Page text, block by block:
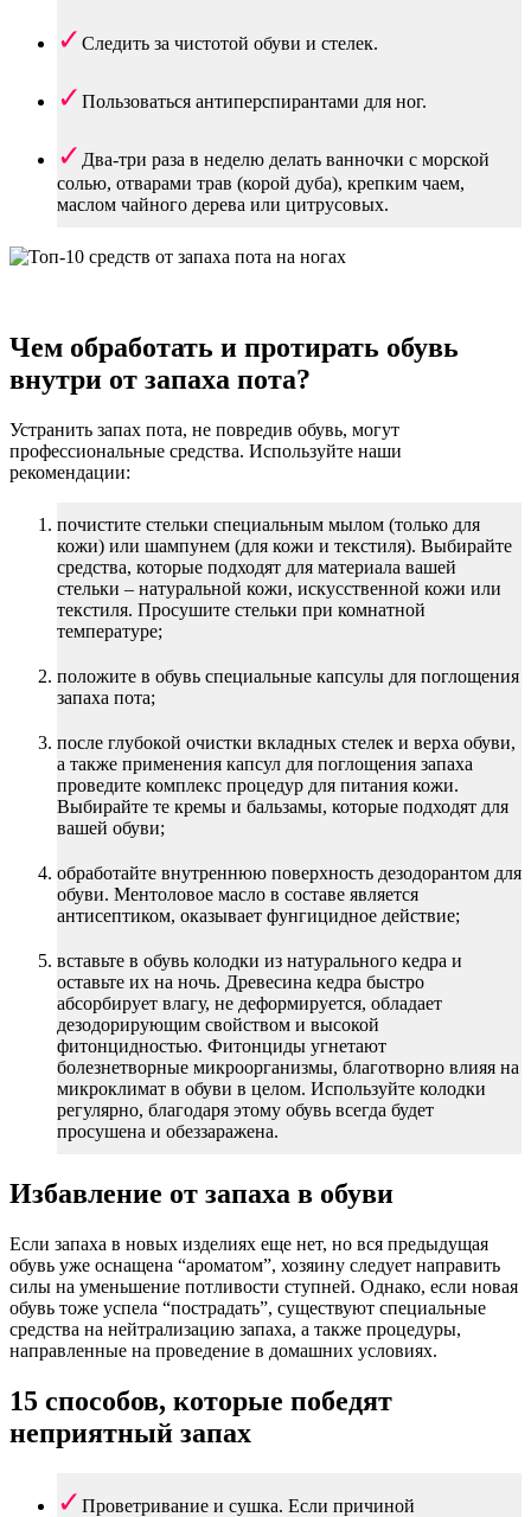
Следить за чистотой обуви и стелек.
Пользоваться антиперспирантами для ног.
Два-три раза в неделю делать ванночки с морской
солью, отварами трав (корой дуба), крепким чаем,
маслом чайного дерева или цитрусовых.
Чем обработать и протирать обувь
внутри от запаха пота?
Устранить запах пота, не повредив обувь, могут
профессиональные средства. Используйте наши
рекомендации:
почистите стельки специальным мылом (только для
кожи) или шампунем (для кожи и текстиля). Выбирайте
средства, которые подходят для материала вашей
стельки – натуральной кожи, искусственной кожи или
текстиля. Просушите стельки при комнатной
температуре;
положите в обувь специальные капсулы для поглощения
запаха пота;
после глубокой очистки вкладных стелек и верха обуви,
а также применения капсул для поглощения запаха
проведите комплекс процедур для питания кожи.
Выбирайте те кремы и бальзамы, которые подходят для
вашей обуви;
обработайте внутреннюю поверхность дезодорантом для
обуви. Ментоловое масло в составе является
антисептиком, оказывает фунгицидное действие;
вставьте в обувь колодки из натурального кедра и
оставьте их на ночь. Древесина кедра быстро
абсорбирует влагу, не деформируется, обладает
дезодорирующим свойством и высокой
фитонцидностью. Фитонциды угнетают
болезнетворные микроорганизмы, благотворно влияя на
микроклимат в обуви в целом. Используйте колодки
регулярно, благодаря этому обувь всегда будет
просушена и обеззаражена.
Избавление от запаха в обуви
Если запаха в новых изделиях еще нет, но вся предыдущая
обувь уже оснащена “ароматом”, хозяину следует направить
силы на уменьшение потливости ступней. Однако, если новая
обувь тоже успела “пострадать”, существуют специальные
средства на нейтрализацию запаха, а также процедуры,
направленные на проведение в домашних условиях.
15 способов, которые победят
неприятный запах
Проветривание и сушка. Если причиной